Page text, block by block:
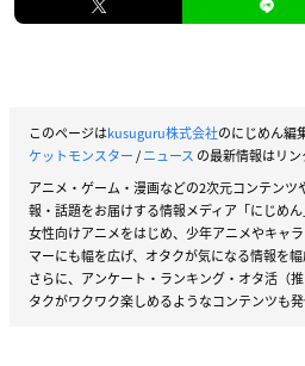
このページはkusuguru株式会社のにじめん編
ケットモンスター/ニュース の最新情報はリン
アニメ・ゲーム・漫画などの2次元コンテン
報・話題をお届けする情報メディア「にじめん
女性向けアニメをはじめ、少年アニメやキャ
マーにも幅を広げ、オタクが気になる情報を幅
さらに、アンケート・ランキング・オタ活（
タクがワクワク楽しめるようなコンテンツも発